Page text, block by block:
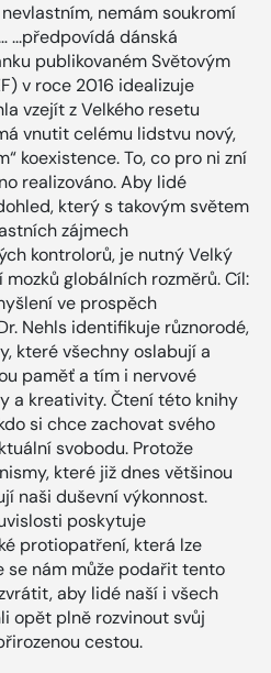
nemám soukromí
...předpovídá dánská
publikovaném Světovým
v roce 2016 idealizuje
vzejít z Velkého resetu
vnutit celému lidstvu nový,
koexistence. To, co pro ni zní
realizováno. Aby lidé
který s takovým světem
zájmech
kontrolorů, je nutný Velký
globálních rozměrů. Cíl:
ve prospěch
Nehls identifikuje různorodé,
které všechny oslabují a
paměť a tím i nervové
a kreativity. Čtení této knihy
si chce zachovat svého
svobodu. Protože
které již dnes většinou
naši duševní výkonnost.
poskytuje
protiopatření, která lze
se nám může podařit tento
aby lidé naší i všech
opět plně rozvinout svůj
cestou.